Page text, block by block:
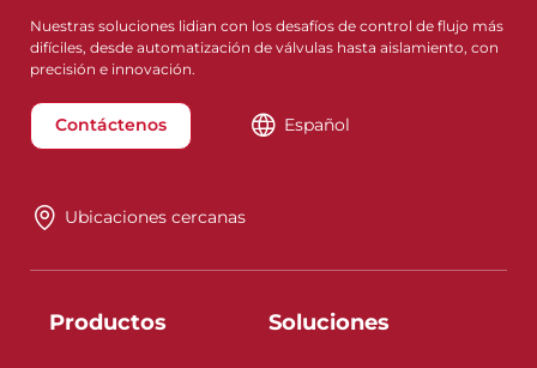
Nuestras soluciones lidian con los desafíos de control de flujo más
difíciles, desde automatización de válvulas hasta aislamiento, con
precisión e innovación.
Contáctenos Español
Ubicaciones cercanas
Productos Soluciones